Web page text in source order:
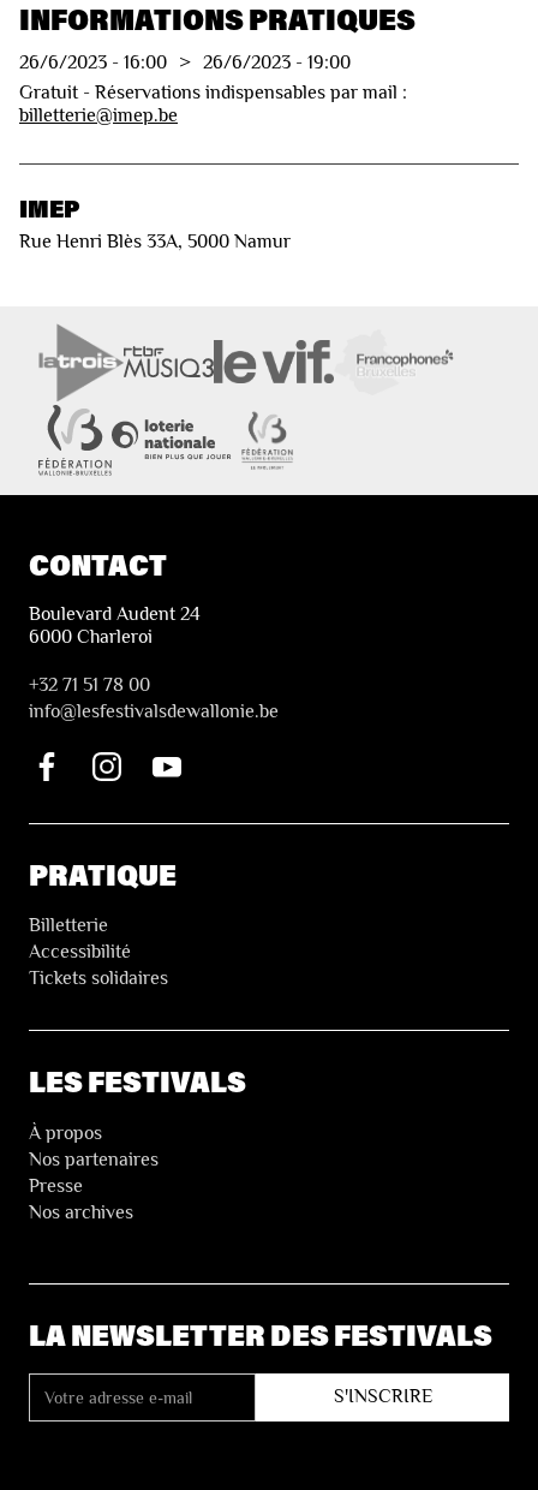
INFORMATIONS PRATIQUES
26/6/2023 - 16:00 > 26/6/2023 - 19:00
Gratuit - Réservations indispensables par mail :
billetterie@imep.be
IMEP
Rue Henri Blès 33A, 5000 Namur
CONTACT
Boulevard Audent 24
6000 Charleroi
+32 71 51 78 00
info@lesfestivalsdewallonie.be
PRATIQUE
Billetterie
Accessibilité
Tickets solidaires
LES FESTIVALS
À propos
Nos partenaires
Presse
Nos archives
LA NEWSLETTER DES FESTIVALS